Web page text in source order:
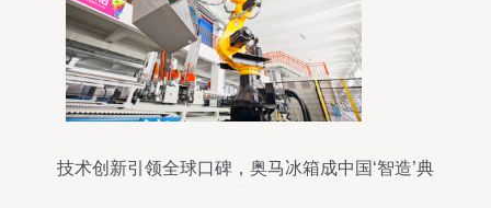
技术创新引领全球口碑，奥马冰箱成中国‘智造’典